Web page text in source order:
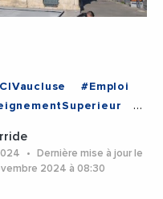
#Emploi
#Vaucluse
Dernière mise à jour le
2024 à 08:30